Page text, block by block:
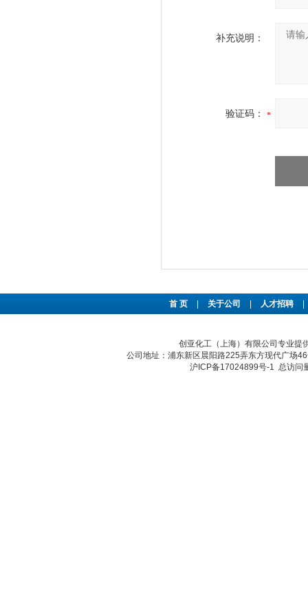
补充说明：
验证码：
首 页 关于公司 人才招聘
创亚化工（上海）有限公司专业提
公司地址：浦东新区晨阳路225弄东方现代广场
沪ICP备17024899号-1 总访问